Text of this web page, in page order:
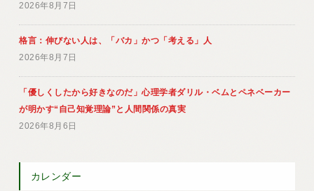
2026年8月7日
格言：伸びない人は、「バカ」かつ「考える」人
2026年8月7日
「優しくしたから好きなのだ」心理学者ダリル・ベムとペネベーカー
が明かす“自己知覚理論”と人間関係の真実
2026年8月6日
カレンダー